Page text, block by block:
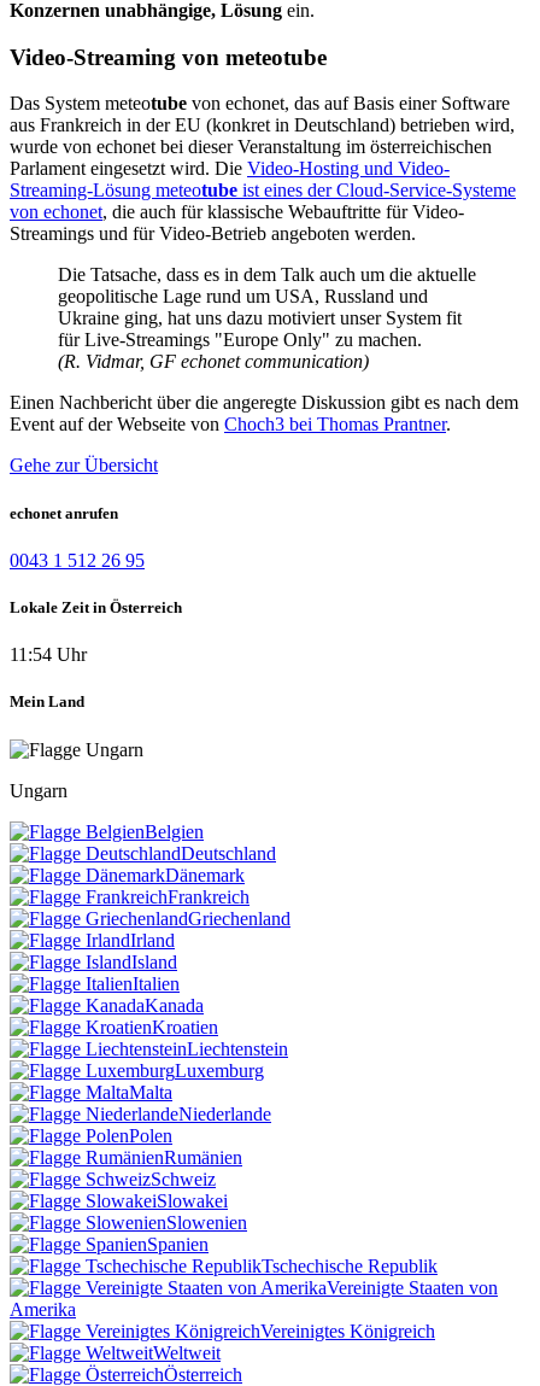
Konzernen unabhängige, Lösung ein.
Video-Streaming von meteotube
Das System meteotube von echonet, das auf Basis einer Software
aus Frankreich in der EU (konkret in Deutschland) betrieben wird,
wurde von echonet bei dieser Veranstaltung im österreichischen
Parlament eingesetzt wird. Die Video-Hosting und Video-
Streaming-Lösung meteotube ist eines der Cloud-Service-Systeme
von echonet, die auch für klassische Webauftritte für Video-
Streamings und für Video-Betrieb angeboten werden.
Die Tatsache, dass es in dem Talk auch um die aktuelle
geopolitische Lage rund um USA, Russland und
Ukraine ging, hat uns dazu motiviert unser System fit
für Live-Streamings "Europe Only" zu machen.
(R. Vidmar, GF echonet communication)
Einen Nachbericht über die angeregte Diskussion gibt es nach dem
Event auf der Webseite von Choch3 bei Thomas Prantner.
Gehe zur Übersicht
echonet anrufen
0043 1 512 26 95
Lokale Zeit in Österreich
11:54 Uhr
Mein Land
Ungarn
Belgien
Deutschland
Dänemark
Frankreich
Griechenland
Irland
Island
Italien
Kanada
Kroatien
Liechtenstein
Luxemburg
Malta
Niederlande
Polen
Rumänien
Schweiz
Slowakei
Slowenien
Spanien
Tschechische Republik
Vereinigte Staaten von
Amerika
Vereinigtes Königreich
Weltweit
Österreich